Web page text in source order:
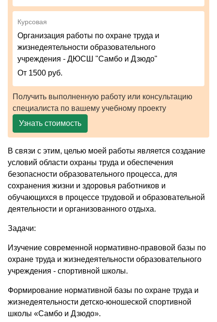
Курсовая
Организация работы по охране труда и
жизнедеятельности образовательного
учреждения - ДЮСШ "Самбо и Дзюдо"
От 1500 руб.
Получить выполненную работу или консультацию
специалиста по вашему учебному проекту
Узнать стоимость
В связи с этим, целью моей работы является создание
условий области охраны труда и обеспечения
безопасности образовательного процесса, для
сохранения жизни и здоровья работников и
обучающихся в процессе трудовой и образовательной
деятельности и организованного отдыха.
Задачи:
Изучение современной нормативно-правовой базы по
охране труда и жизнедеятельности образовательного
учреждения - спортивной школы.
Формирование нормативной базы по охране труда и
жизнедеятельности детско-юношеской спортивной
школы «Самбо и Дзюдо».